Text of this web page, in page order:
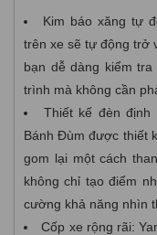
Kim báo xăng tự
trên xe sẽ tự động trở
bạn dễ dàng kiểm
trình mà không cần
Thiết kế đèn định
Bánh Đùm được thiết
gom lại một cách
không chỉ tạo điểm
cường khả năng nhìn
Cốp xe rộng rãi: